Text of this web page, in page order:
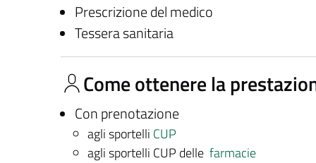
Prescrizione del medico
Tessera sanitaria
Come ottenere la
Con prenotazione
agli sportelli CUP
agli sportelli CUP delle farmacie